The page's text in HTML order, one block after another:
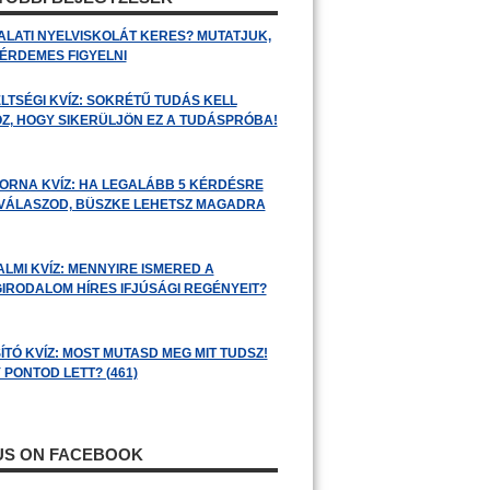
NYELVISKOLÁT KERES? MUTATJUK,
FIGYELNI
KVÍZ: SOKRÉTŰ TUDÁS KELL
HOGY SIKERÜLJÖN EZ A TUDÁSPRÓBA!
KVÍZ: HA LEGALÁBB 5 KÉRDÉSRE
BÜSZKE LEHETSZ MAGADRA
KVÍZ: MENNYIRE ISMERED A
HÍRES IFJÚSÁGI REGÉNYEIT?
KVÍZ: MOST MUTASD MEG MIT TUDSZ!
PONTOD LETT? (461)
ON FACEBOOK